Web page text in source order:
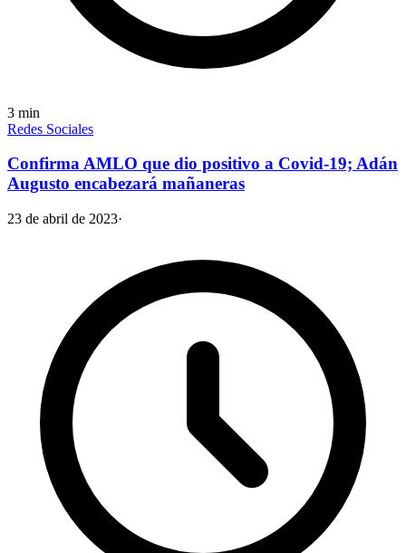
3 min
Redes Sociales
Confirma AMLO que dio positivo a Covid-19; Adán
Augusto encabezará mañaneras
23 de abril de 2023·